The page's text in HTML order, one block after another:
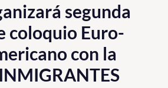
segunda
coloquio Euro-
con la